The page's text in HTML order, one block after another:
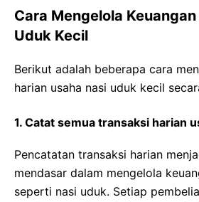
Cara Mengelola
Uduk Kecil
Berikut adalah beberapa cara
harian usaha nasi uduk kecil
1. Catat semua transaksi harian
Pencatatan transaksi harian
mendasar dalam mengelola
seperti nasi uduk. Setiap